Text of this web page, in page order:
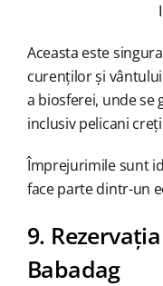
Aceasta este
curenților și
a biosferei, unde se
inclusiv pelicani
Împrejurimile sunt
face parte dintr-un
9.
Babadag